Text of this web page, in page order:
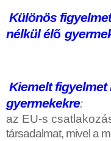
Különös
nélkül élő
Kiemelt
gyermekekre:
az EU-s
társadalmat, mivel a